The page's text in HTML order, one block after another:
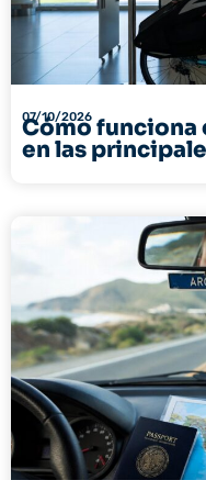
07/10/2026
Cómo
en las